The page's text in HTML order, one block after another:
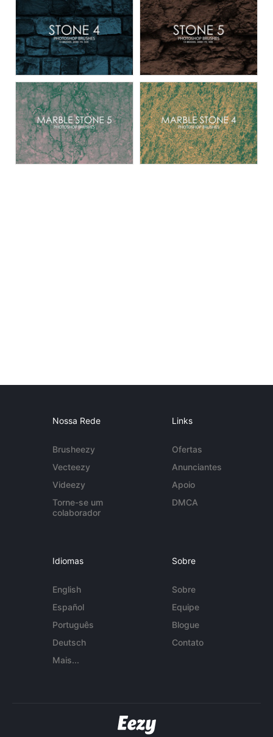
Nossa Rede
Brusheezy
Vecteezy
Videezy
Torne-se um
colaborador
Links
Ofertas
Anunciantes
Apoio
DMCA
Idiomas
English
Español
Português
Deutsch
Mais...
Sobre
Sobre
Equipe
Blogue
Contato